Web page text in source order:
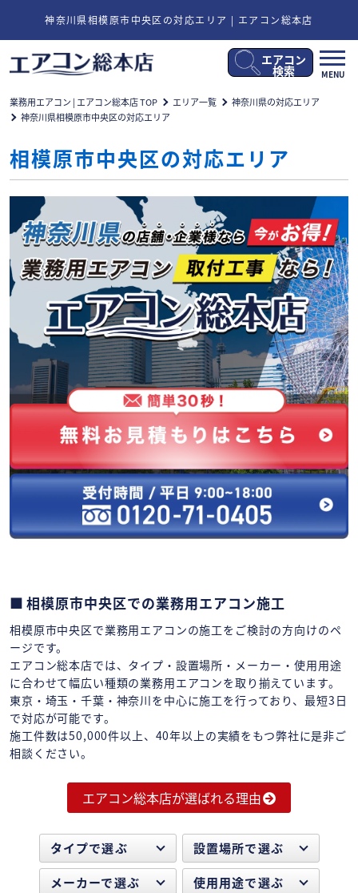
神奈川県相模原市中央区の対応エリア | エアコン総本店
メ
ニ
MENU
エアコン
検索
業務用エアコン | エアコン総本店 TOP エリア一覧
神奈川県の対応エリア
神奈川県相模原市中央区の対応エリア
相模原市中央区の対応エリア
相模原市中央区での業務用エアコン施工
相模原市中央区で業務用エアコンの施工をご検討の方向けのペ
ージです。
エアコン総本店では、タイプ・設置場所・メーカー・使用用途
に合わせて幅広い種類の業務用エアコンを取り揃えています。
東京・埼玉・千葉・神奈川を中心に施工を行っており、最短3日
で対応が可能です。
施工件数は50,000件以上、40年以上の実績をもつ弊社に是非ご
相談ください。
エアコン総本店が選ばれる理由
タイプで選ぶ 設置場所で選ぶ
メーカーで選ぶ 使用用途で選ぶ